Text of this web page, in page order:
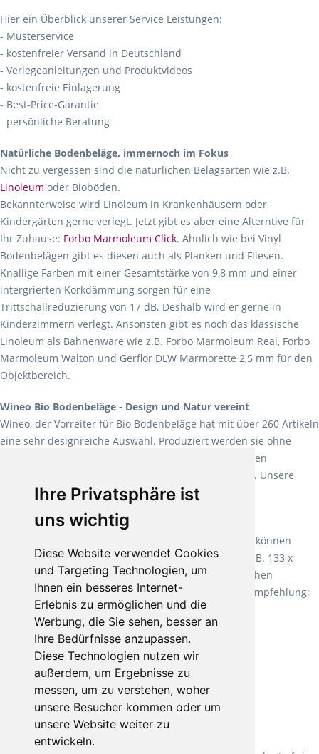
Ihre Privatsphäre ist
uns wichtig
Diese Website verwendet Cookies
und Targeting Technologien, um
Ihnen ein besseres Internet-
Erlebnis zu ermöglichen und die
Werbung, die Sie sehen, besser an
Ihre Bedürfnisse anzupassen.
Diese Technologien nutzen wir
außerdem, um Ergebnisse zu
messen, um zu verstehen, woher
unsere Besucher kommen oder um
unsere Website weiter zu
entwickeln.
Hier ein Überblick unserer Service Leistungen:
- Musterservice
- kostenfreier Versand in Deutschland
- Verlegeanleitungen und Produktvideos
- kostenfreie Einlagerung
- Best-Price-Garantie
- persönliche Beratung
Natürliche Bodenbeläge, immernoch im Fokus
Nicht zu vergessen sind die natürlichen Belagsarten wie z.B.
Linoleum oder Bioböden.
Bekannterweise wird Linoleum in Krankenhäusern oder
Kindergärten gerne verlegt. Jetzt gibt es aber eine Alterntive für
Ihr Zuhause: Forbo Marmoleum Click. Ähnlich wie bei Vinyl
Bodenbelägen gibt es diesen auch als Planken und Fliesen.
Knallige Farben mit einer Gesamtstärke von 9,8 mm und einer
intergrierten Korkdämmung sorgen für eine
Trittschallreduzierung von 17 dB. Deshalb wird er gerne in
Kinderzimmern verlegt. Ansonsten gibt es noch das klassische
Linoleum als Bahnenware wie z.B. Forbo Marmoleum Real, Forbo
Marmoleum Walton und Gerflor DLW Marmorette 2,5 mm für den
Objektbereich.
Wineo Bio Bodenbeläge - Design und Natur vereint
Wineo, der Vorreiter für Bio Bodenbeläge hat mit über 260 Artikeln
eine sehr designreiche Auswahl. Produziert werden sie ohne
Weichmacher und Lösungsmittel. Mit allen verfügbaren
Verlegearten ist er für jegliche Bauvorhaben attraktiv. Unsere
Empfehlung:Wineo 1000 Multi Layer XXL.
Teppiche für ein angenehmes Laufgefühl
machen es schon lange vor. Sie können
Teppich in Ihrem gewünschten Sondermaß kaufen, z.B. 133 x
60cm. Vor allem in Schlafzimmern aufgrund der weichen
Oberfläche ein sehr beliebter Zusatzboden. Unsere Empfehlung:
Fletco Fluffy und Fletco Hermelin